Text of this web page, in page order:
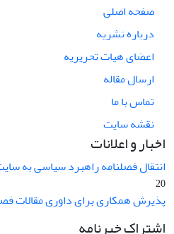
صفحه اصلی
درباره نشریه
اعضای هیات تحریریه
ارسال مقاله
تماس با ما
نقشه سایت
اخبار و اعلانات
انتقال فصلنامه راهبرد سیاسی به
20
پذیرش همکاری برای داوری مقالات
اشتراک خبرنامه